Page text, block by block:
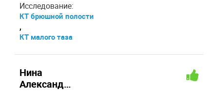
Исследование:
КТ брюшной полости
,
КТ малого таза
Нина
Александровна